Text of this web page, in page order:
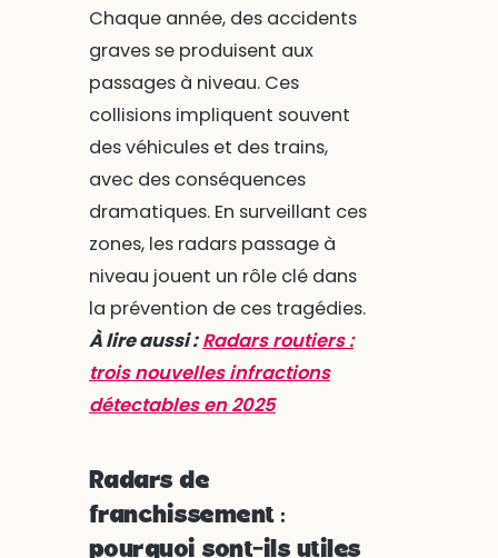
Chaque année, des accidents
graves se produisent aux
passages à niveau. Ces
collisions impliquent souvent
des véhicules et des trains,
avec des conséquences
dramatiques. En surveillant ces
zones, les radars passage à
niveau jouent un rôle clé dans
la prévention de ces tragédies.
À lire aussi : Radars routiers :
trois nouvelles infractions
détectables en 2025
Radars de
franchissement :
pourquoi sont-ils utiles